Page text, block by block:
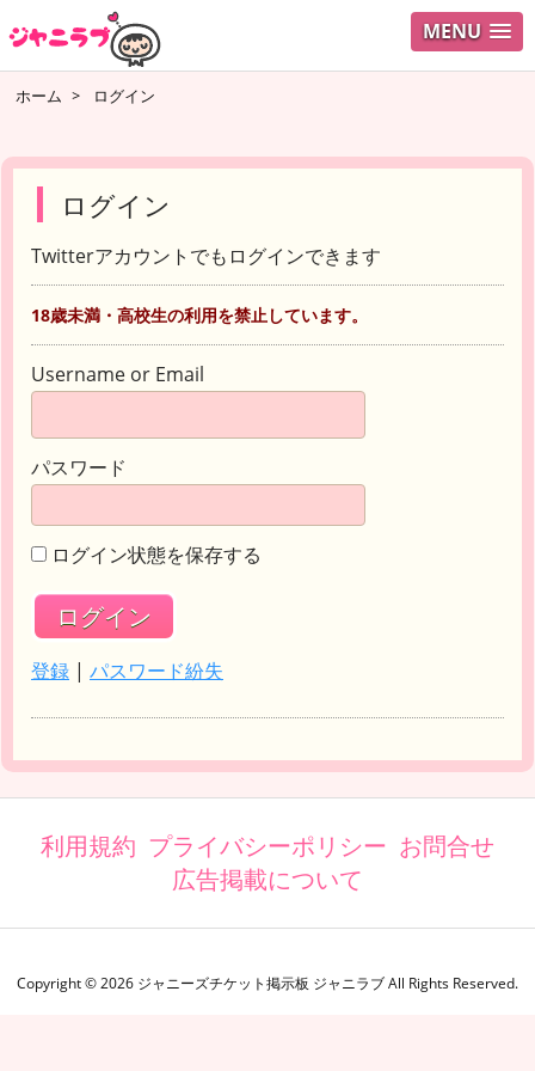
MENU
ホーム > ログイン
ログイン
Twitterアカウントでもログインできます
18歳未満・高校生の利用を禁止しています。
Username or Email
パスワード
ログイン状態を保存する
登録 | パスワード紛失
利用規約 プライバシーポリシー お問合せ
広告掲載について
Copyright ©2026 ジャニーズチケット掲示板 ジャニラブAll Rights Reserved.